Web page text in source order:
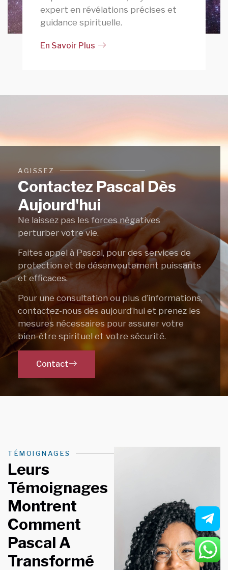
expert en révélations précises et
guidance spirituelle.
En Savoir Plus
AGISSEZ
Contactez Pascal Dès
Aujourd'hui
Ne laissez pas les forces négatives
perturber votre vie.
Faites appel à Pascal, pour des services de
protection et de désenvoutement puissants
et efficaces.
Pour une consultation ou plus d’informations,
contactez-nous dès aujourd’hui et prenez les
mesures nécessaires pour assurer votre
bien-être spirituel et votre sécurité.
Contact
TÉMOIGNAGES
Leurs
Témoignages
Montrent
Comment
Pascal A
Transformé